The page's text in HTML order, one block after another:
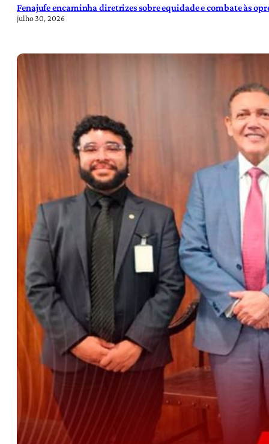
Fenajufe encaminha diretrizes sobre equidade e combate às
julho 30, 2026